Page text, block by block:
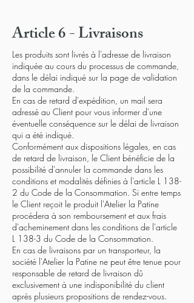
Article 6 - Livraisons
Les produits sont livrés à l'adresse de livraison
indiquée au cours du processus de commande,
dans le délai indiqué sur la page de validation
de la commande.
En cas de retard d'expédition, un mail sera
adressé au Client pour vous informer d'une
éventuelle conséquence sur le délai de livraison
qui a été indiqué.
Conformément aux dispositions légales, en cas
de retard de livraison, le Client bénéficie de la
possibilité d'annuler la commande dans les
conditions et modalités définies à l'article L 138-
2 du Code de la Consommation. Si entre temps
le Client reçoit le produit l'Atelier la Patine
procédera à son remboursement et aux frais
d'acheminement dans les conditions de l'article
L 138-3 du Code de la Consommation.
En cas de livraisons par un transporteur, la
société l'Atelier la Patine ne peut être tenue pour
responsable de retard de livraison dû
exclusivement à une indisponibilité du client
après plusieurs propositions de rendez-vous.